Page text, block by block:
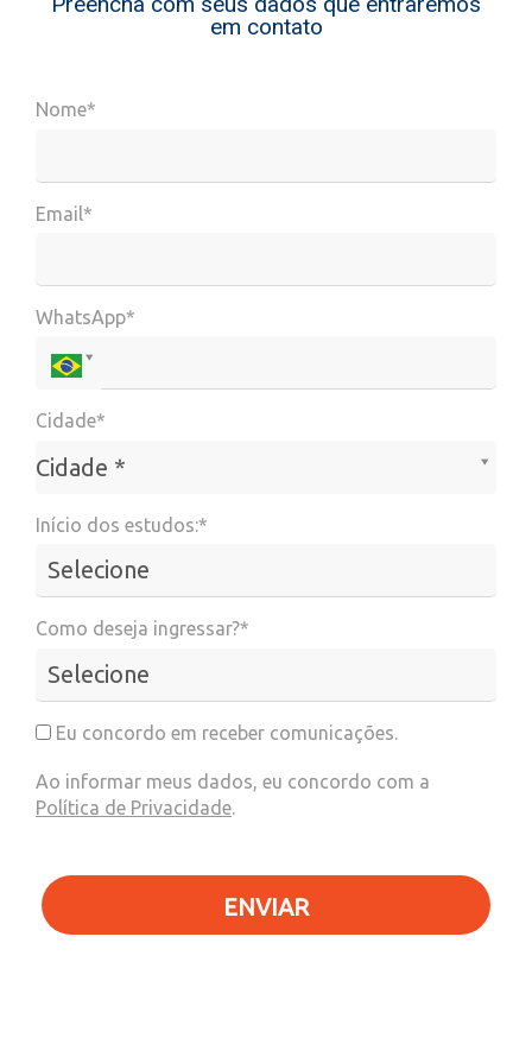
em contato
Nome*
Email*
WhatsApp*
Cidade*
Cidade *
Cidade*
Início dos estudos:*
Como deseja ingressar?*
Eu concordo em receber comunicações.
Ao informar meus dados, eu concordo com a
Política de Privacidade.
ENVIAR